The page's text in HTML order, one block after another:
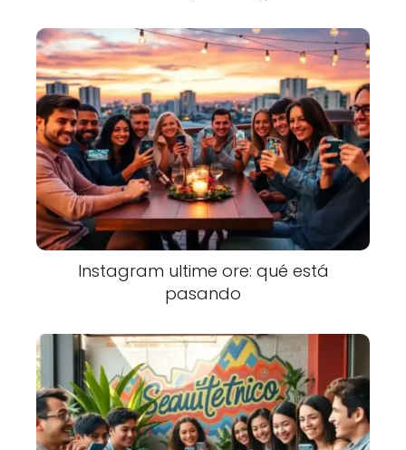
Instagram ultime ore: qué está
pasando